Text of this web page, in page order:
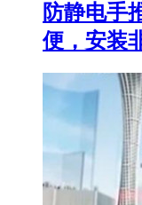
防静电手
便，安装